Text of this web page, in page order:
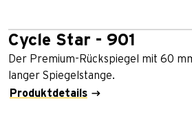
Cycle Star - 901
Der Premium-Rückspiegel mit 60
langer Spiegelstange.
Produktdetails